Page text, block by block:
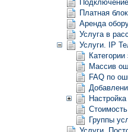
Платная
Аренда
Услуга в
Услуги. IP
Категории
Массив
FAQ по
Группы